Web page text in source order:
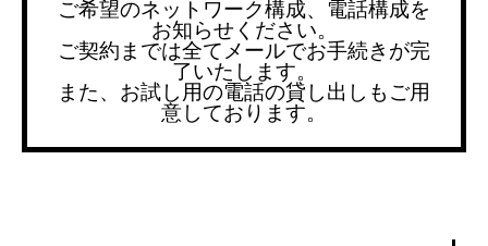
ご希望のネットワーク構成、電話構成を
お知らせください。
ご契約までは全てメールでお手続きが完
了いたします。
また、お試し用の電話の貸し出しもご用
意しております。